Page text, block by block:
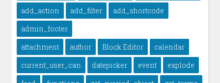
add_action
add_filter
add_shortcode
admin_footer
attachment
author Block Editor
calendar
current_user_can
datepicker event
explode